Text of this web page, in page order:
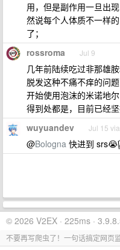
用，但是副作用一旦出
然说每个人体质不一样
了；
rossroma Jul 9
几年前陆续吃过非那雄
脱发这种不痛不痒的问
开始使用泡沫的米诺地
得到处都是，目前已经
wuyuandev Jul 15
@Bologna 快进到
© 2026 V2EX · 225ms ·
不要再写爬虫了！一句话搞定网页